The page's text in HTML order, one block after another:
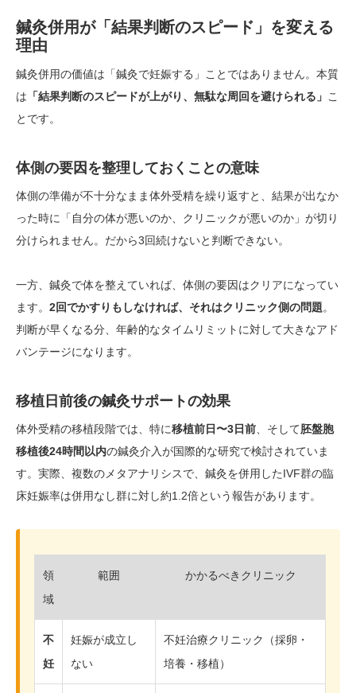
鍼灸併用が「結果判断のスピード」を変える
理由
鍼灸併用の価値は「鍼灸で妊娠する」ことではありません。本質
は 「結果判断のスピードが上がり、無駄な周回を避けられる」 こ
とです。
体側の要因を整理しておくことの意味
体側の準備が不十分なまま体外受精を繰り返すと、結果が出なか
った時に「自分の体が悪いのか、クリニックが悪いのか」が切り
分けられません。だから3回続けないと判断できない。
一方、鍼灸で体を整えていれば、体側の要因はクリアになってい
ます。 2回でかすりもしなければ、それはクリニック側の問題。
判断が早くなる分、年齢的なタイムリミットに対して大きなアド
バンテージになります。
移植日前後の鍼灸サポートの効果
体外受精の移植段階では、特に移植前日〜3日前 、そして胚盤胞
移植後24時間以内の鍼灸介入が国際的な研究で検討されていま
す。実際、複数のメタアナリシスで、鍼灸を併用したIVF群の臨
床妊娠率は併用なし群に対し約1.2倍という報告があります。
領
域
範囲 かかるべきクリニック
不
妊
妊娠が成立し
ない
不妊治療クリニック（採卵・
培養・移植）